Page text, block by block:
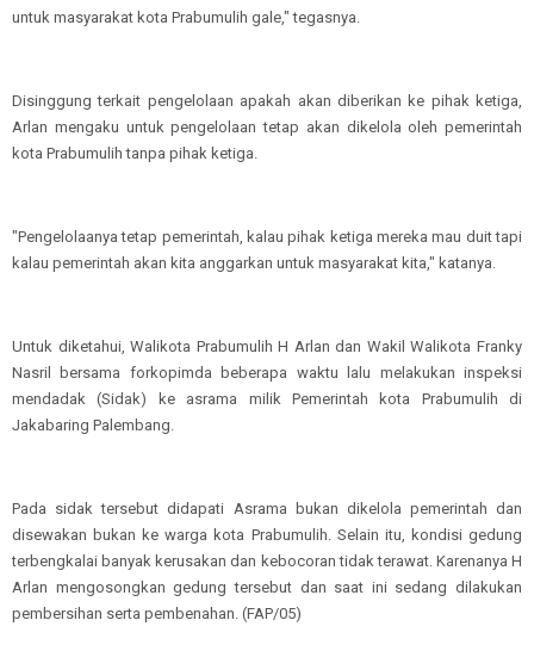
untuk masyarakat kota Prabumulih gale," tegasnya.
Disinggung terkait pengelolaan apakah akan diberikan ke pihak ketiga,
Arlan mengaku untuk pengelolaan tetap akan dikelola oleh pemerintah
kota Prabumulih tanpa pihak ketiga.
"Pengelolaanya tetap pemerintah, kalau pihak ketiga mereka mau duit tapi
kalau pemerintah akan kita anggarkan untuk masyarakat kita," katanya.
Untuk diketahui, Walikota Prabumulih H Arlan dan Wakil Walikota Franky
Nasril bersama forkopimda beberapa waktu lalu melakukan inspeksi
mendadak (Sidak) ke asrama milik Pemerintah kota Prabumulih di
Jakabaring Palembang.
Pada sidak tersebut didapati Asrama bukan dikelola pemerintah dan
disewakan bukan ke warga kota Prabumulih. Selain itu, kondisi gedung
terbengkalai banyak kerusakan dan kebocoran tidak terawat. Karenanya H
Arlan mengosongkan gedung tersebut dan saat ini sedang dilakukan
pembersihan serta pembenahan. (FAP/05)